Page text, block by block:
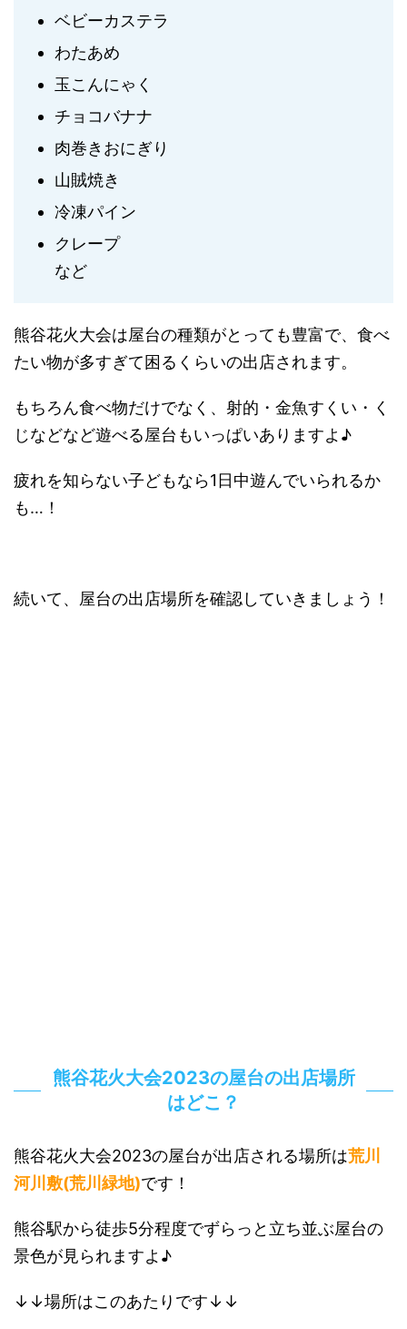
ベビーカステラ
わたあめ
玉こんにゃく
チョコバナナ
肉巻きおにぎり
山賊焼き
冷凍パイン
クレープ
など
熊谷花火大会は屋台の種類がとっても豊富で、食べ
たい物が多すぎて困るくらいの出店されます。
もちろん食べ物だけでなく、射的・金魚すくい・く
じなどなど遊べる屋台もいっぱいありますよ♪
疲れを知らない子どもなら1日中遊んでいられるか
も…！
続いて、屋台の出店場所を確認していきましょう！
熊谷花火大会2023の屋台の出店場所
はどこ？
熊谷花火大会2023の屋台が出店される場所は荒川
河川敷(荒川緑地)です！
熊谷駅から徒歩5分程度でずらっと立ち並ぶ屋台の
景色が見られますよ♪
↓↓場所はこのあたりです↓↓